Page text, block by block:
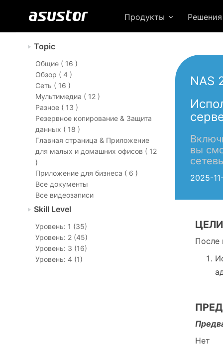
Продукты
Topic
Общие ( 16 )
Обзор ( 4 )
Сеть ( 16 )
Мультимедиа ( 12 )
Разное ( 13 )
Резервное копирование & Защита
данных ( 18 )
Главная страница & Приложение
для малых и домашних офисов ( 12
)
Приложение для бизнеса ( 6 )
Все документы
Все видеозаписи
Skill Level
Уровень: 1 (35)
Уровень: 2 (45)
Уровень: 3 (16)
Уровень: 4 (1)
NAS
вы
2025-
После
Нет